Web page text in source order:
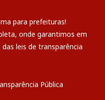
para prefeituras!
onde garantimos em
leis de transparência
Pública